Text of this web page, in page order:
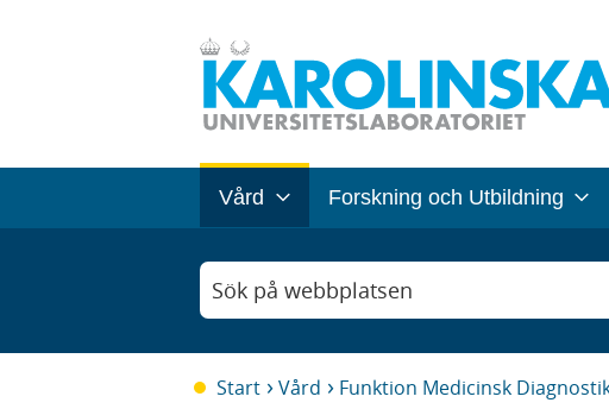
Vård Forskning och Utbildning
Sök på webbplatsen
Start Vård Funktion Medicinsk